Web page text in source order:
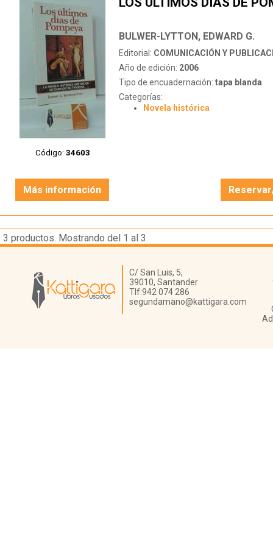
Código: 34603
BULWER-LYTTON, EDWARD G.
Editorial: COMUNICACIÓN Y
Año de edición: 2006
Tipo de encuadernación: tapa blanda
Categorías:
Novela histórica
Más información
3 productos. Mostrando del 1 al 3
Librería Kattigara
C/ San Luis, 5,
39010, Santander
Tlf:942 074 286
segundamano@kattigara.com